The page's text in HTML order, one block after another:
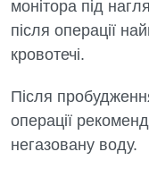
монітора під
після операції
кровотечі.
Після
операції
негазовану воду.